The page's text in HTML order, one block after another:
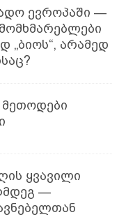
ევროპაში —
„ბიოს“, არამედ
ყვავილი
—